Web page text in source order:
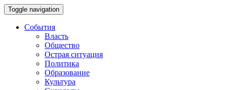
Toggle navigation
События
Власть
Общество
Острая ситуация
Политика
Образование
Культура